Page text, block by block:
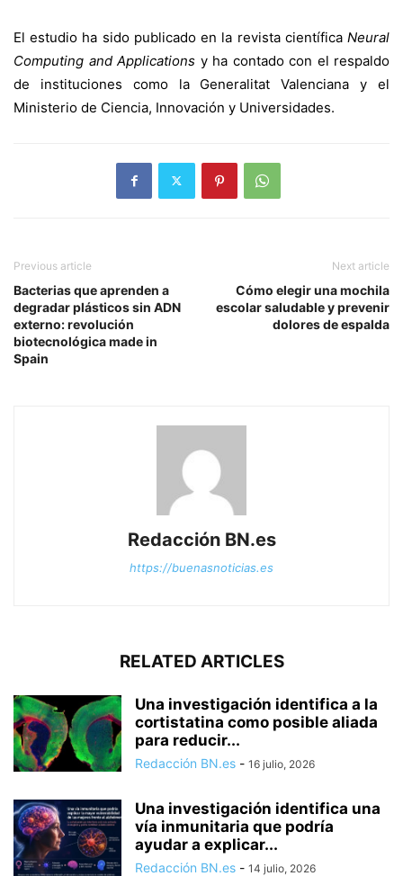
El estudio ha sido publicado en la revista científica Neural
Computing and Applications y ha contado con el respaldo
de instituciones como la Generalitat Valenciana y el
Ministerio de Ciencia, Innovación y Universidades.
Previous article
Bacterias que aprenden a
degradar plásticos sin ADN
externo: revolución
biotecnológica made in
Spain
Next article
Cómo elegir una mochila
escolar saludable y prevenir
dolores de espalda
Redacción BN.es
https://buenasnoticias.es
RELATED ARTICLES
Una investigación identifica a la
cortistatina como posible aliada
para reducir...
Redacción BN.es - 16 julio, 2026
Una investigación identifica una
vía inmunitaria que podría
ayudar a explicar...
Redacción BN.es - 14 julio, 2026